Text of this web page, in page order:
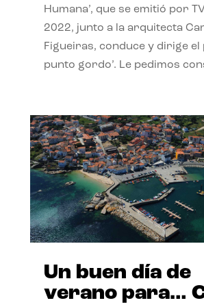
Humana’, que se emitió por
2022, junto a la arquitecta
Figueiras, conduce y dirige el
punto gordo’. Le pedimos
Un buen día de
verano para…